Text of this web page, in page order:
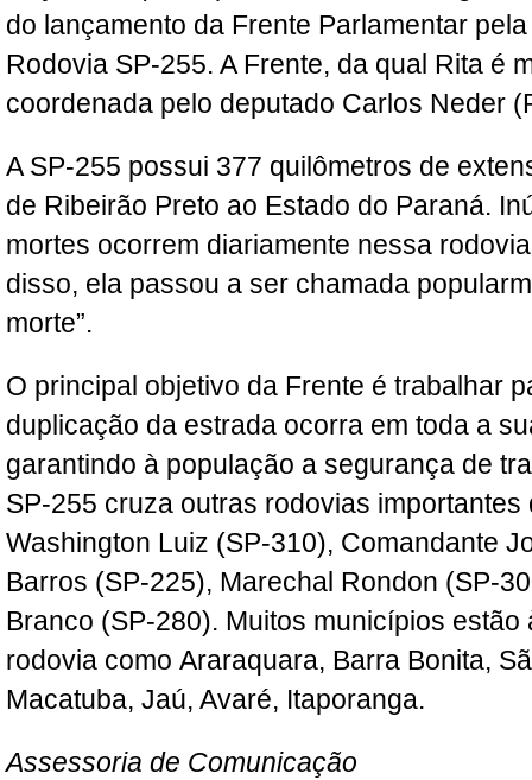
do lançamento da Frente Parlamentar
Rodovia SP-255. A Frente, da qual Rita é
coordenada pelo deputado Carlos Neder
A SP-255 possui 377 quilômetros de
de Ribeirão Preto ao Estado do Paraná.
mortes ocorrem diariamente nessa
disso, ela passou a ser chamada
morte”.
O principal objetivo da Frente é trabalhar
duplicação da estrada ocorra em toda a
garantindo à população a segurança de
SP-255 cruza outras rodovias importantes
Washington Luiz (SP-310), Comandante
Barros (SP-225), Marechal Rondon (SP-
Branco (SP-280). Muitos municípios estão
rodovia como Araraquara, Barra Bonita,
Macatuba, Jaú, Avaré, Itaporanga.
Assessoria de Comunicação